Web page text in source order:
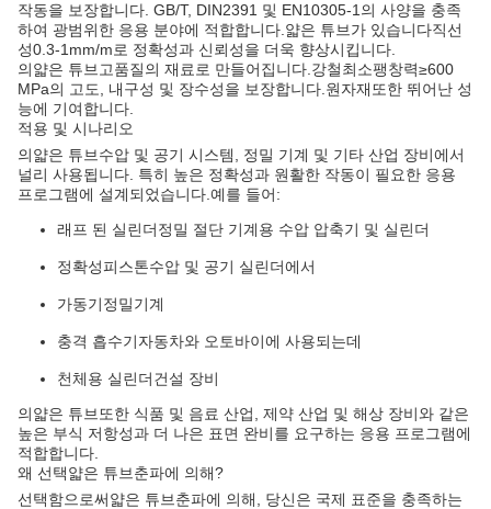
작동을 보장합니다. GB/T, DIN2391 및 EN10305-1의 사양을 충족
하여 광범위한 응용 분야에 적합합니다. 얇은 튜브가 있습니다직선
성0.3-1mm/m로 정확성과 신뢰성을 더욱 향상시킵니다.
의얇은 튜브 고품질의 재료로 만들어집니다. 강철최소팽창력≥600
MPa의 고도, 내구성 및 장수성을 보장합니다. 원자재 또한 뛰어난 성
능에 기여합니다.
적용 및 시나리오
의얇은 튜브수압 및 공기 시스템, 정밀 기계 및 기타 산업 장비에서
널리 사용됩니다. 특히 높은 정확성과 원활한 작동이 필요한 응용
프로그램에 설계되었습니다.예를 들어:
래프 된 실린더정밀 절단 기계용 수압 압축기 및 실린더
정확성피스톤수압 및 공기 실린더에서
가동기정밀기계
충격 흡수기자동차와 오토바이에 사용되는데
천체용 실린더건설 장비
의얇은 튜브 또한 식품 및 음료 산업, 제약 산업 및 해상 장비와 같은
높은 부식 저항성과 더 나은 표면 완비를 요구하는 응용 프로그램에
적합합니다.
왜 선택얇은 튜브춘파에 의해?
선택함으로써얇은 튜브춘파에 의해, 당신은 국제 표준을 충족하는